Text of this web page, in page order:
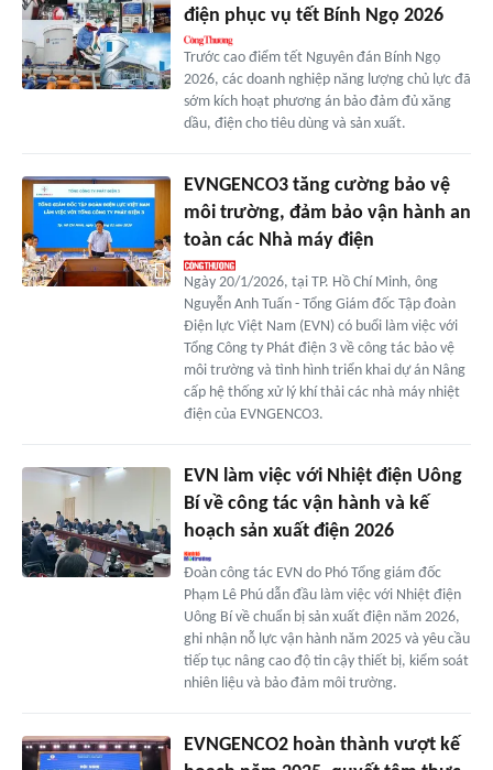
điện phục vụ tết Bính Ngọ 2026
Trước cao điểm tết Nguyên đán Bính Ngọ
2026, các doanh nghiệp năng lượng chủ lực đã
sớm kích hoạt phương án bảo đảm đủ xăng
dầu, điện cho tiêu dùng và sản xuất.
EVNGENCO3 tăng cường bảo vệ
môi trường, đảm bảo vận hành an
toàn các Nhà máy điện
Ngày 20/1/2026, tại TP. Hồ Chí Minh, ông
Nguyễn Anh Tuấn - Tổng Giám đốc Tập đoàn
Điện lực Việt Nam (EVN) có buổi làm việc với
Tổng Công ty Phát điện 3 về công tác bảo vệ
môi trường và tình hình triển khai dự án Nâng
cấp hệ thống xử lý khí thải các nhà máy nhiệt
điện của EVNGENCO3.
EVN làm việc với Nhiệt điện Uông
Bí về công tác vận hành và kế
hoạch sản xuất điện 2026
Đoàn công tác EVN do Phó Tổng giám đốc
Phạm Lê Phú dẫn đầu làm việc với Nhiệt điện
Uông Bí về chuẩn bị sản xuất điện năm 2026,
ghi nhận nỗ lực vận hành năm 2025 và yêu cầu
tiếp tục nâng cao độ tin cậy thiết bị, kiểm soát
nhiên liệu và bảo đảm môi trường.
EVNGENCO2 hoàn thành vượt kế